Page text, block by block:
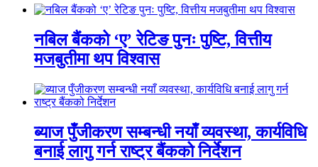
नबिल बैंकको ‘ए’ रेटिङ पुनः पुष्टि, वित्तीय
मजबुतीमा थप विश्वास
ब्याज पुँजीकरण सम्बन्धी नयाँ व्यवस्था, कार्यविधि
बनाई लागु गर्न राष्ट्र बैंकको निर्देशन